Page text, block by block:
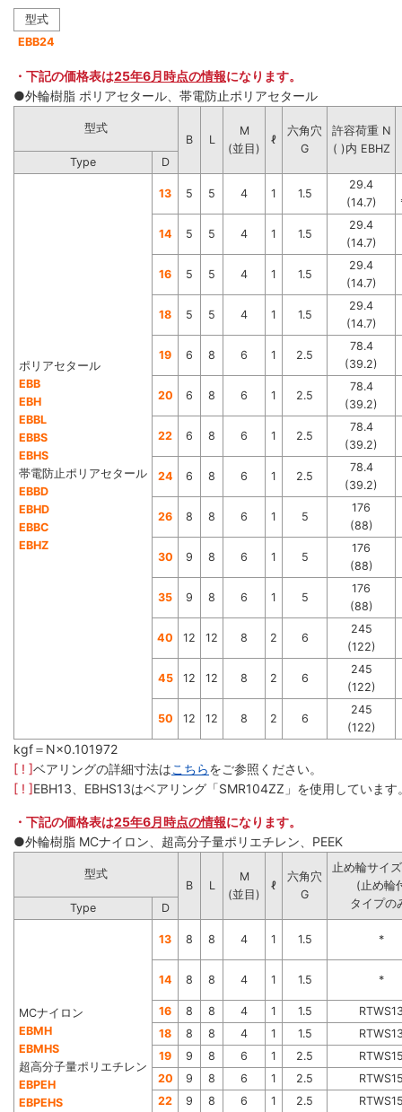
型式
EBB24
・下記の価格表は25年6月時点の情報になります。
●外輪樹脂 ポリアセタール、帯電防止ポリアセタール
型式
B
L
M
(並目)
ℓ
六角穴
G
許容荷重 N
( )内 EBHZ
Type
D
ポリアセタール
EBB
EBH
EBBL
EBBS
EBHS
帯電防止ポリアセタール
EBBD
EBHD
EBBC
EBHZ
13 5 5 4 1 1.5
29.4
(14.7)
14 5 5 4 1 1.5
29.4
(14.7)
16 5 5 4 1 1.5
29.4
(14.7)
18 5 5 4 1 1.5
29.4
(14.7)
19 6 8 6 1 2.5
78.4
(39.2)
20 6 8 6 1 2.5
78.4
(39.2)
22 6 8 6 1 2.5
78.4
(39.2)
24 6 8 6 1 2.5
78.4
(39.2)
26 8 8 6 1 5
176
(88)
30 9 8 6 1 5
176
(88)
35 9 8 6 1 5
176
(88)
40 12 12 8 2 6
245
(122)
45 12 12 8 2 6
245
(122)
50 12 12 8 2 6
245
(122)
kgf＝N×0.101972
[ ! ]ベアリングの詳細寸法はこちらをご参照ください。
[ ! ]EBH13、EBHS13はベアリング「SMR104ZZ」を使用しています
・下記の価格表は25年6月時点の情報になります。
●外輪樹脂 MCナイロン、超高分子量ポリエチレン、PEEK
型式
B
L
M
(並目)
ℓ
六角穴
G
止め輪サイ
(止め輪
タイプの
Type D
MCナイロン
EBMH
EBMHS
超高分子量ポリエチレン
EBPEH
EBPEHS
13 8 8 4 1 1.5 *
14 8 8 4 1 1.5 *
16 8 8 4 1 1.5
18
8 8 4 1 1.5
19
9 8 6 1 2.5
20
9 8 6 1 2.5
22
9 8 6 1 2.5